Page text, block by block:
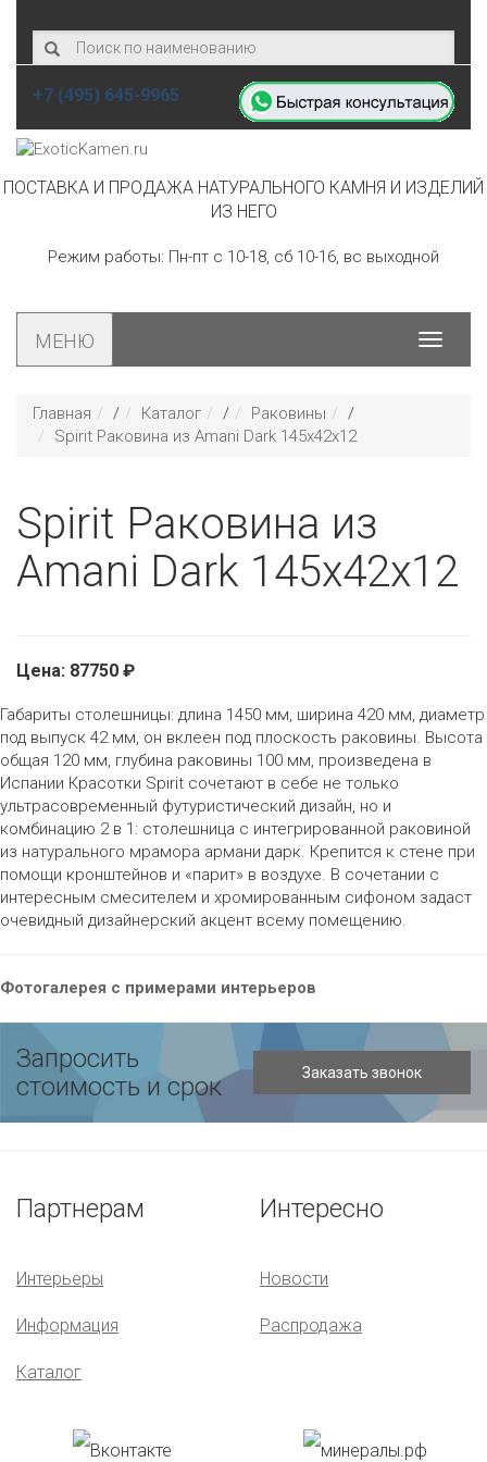
+7 (495) 645-9965
ПОСТАВКА И ПРОДАЖА НАТУРАЛЬНОГО КАМНЯ И ИЗДЕЛИЙ
ИЗ НЕГО
Режим работы: Пн-пт с 10-18, сб 10-16, вс выходной
Toggle
МЕНЮ
Главная / Каталог / Раковины
/
Spirit Раковина из Amani Dark 145х42х12
Spirit Раковина из
Amani Dark 145х42х12
Цена: 87750 ₽
Габариты столешницы: длина 1450 мм, ширина 420 мм, диаметр
под выпуск 42 мм, он вклеен под плоскость раковины. Высота
общая 120 мм, глубина раковины 100 мм, произведена в
Испании Красотки Spirit сочетают в себе не только
ультрасовременный футуристический дизайн, но и
комбинацию 2 в 1: столешница с интегрированной раковиной
из натурального мрамора армани дарк. Крепится к стене при
помощи кронштейнов и «парит» в воздухе. В сочетании с
интересным смесителем и хромированным сифоном задаст
очевидный дизайнерский акцент всему помещению.
Фотогалерея с примерами интерьеров
Запросить
стоимость и срок
Партнерам
Интерьеры
Информация
Каталог
Интересно
Новости
Распродажа